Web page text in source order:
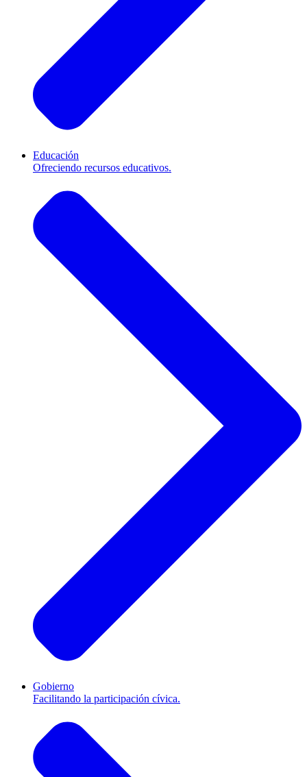
Educación
Ofreciendo recursos educativos.
Gobierno
Facilitando la participación cívica.